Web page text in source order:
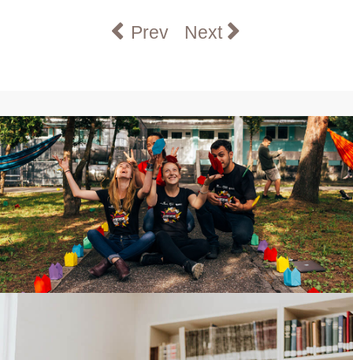
Previous article: Project
Prev Next article: Carney
Next